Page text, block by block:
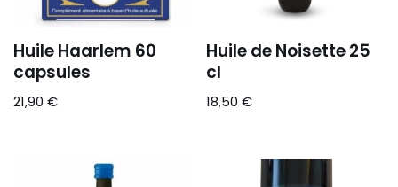
Huile Haarlem 60
capsules
21,90 €
Huile de Noisette 25
cl
18,50€